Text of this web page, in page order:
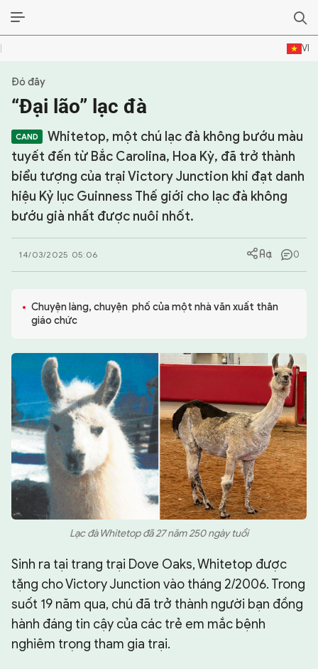
VI
SỰ KIỆN & BÌNH LUẬN
HẬU TRƯỜNG
KINH TẾ - VĂN HÓA - THỂ THAO
HỒ SƠ MẬT
PHÓNG SỰ
HỒ SƠ INTERPOL
TƯ LIỆU
CHUYÊN TRANG
Đó đây
“Đại lão” lạc đà
Whitetop, một chú lạc đà không bướu màu
tuyết đến từ Bắc Carolina, Hoa Kỳ, đã trở thành
biểu tượng của trại Victory Junction khi đạt danh
hiệu Kỷ lục Guinness Thế giới cho lạc đà không
bướu già nhất được nuôi nhốt.
14/03/2025 05:06 0
Chuyện làng, chuyện phố của một nhà văn xuất thân
giáo chức
Lạc đà Whitetop đã 27 năm 250 ngày tuổi
Sinh ra tại trang trại Dove Oaks, Whitetop được
tặng cho Victory Junction vào tháng 2/2006. Trong
suốt 19 năm qua, chú đã trở thành người bạn đồng
hành đáng tin cậy của các trẻ em mắc bệnh
nghiêm trọng tham gia trại.